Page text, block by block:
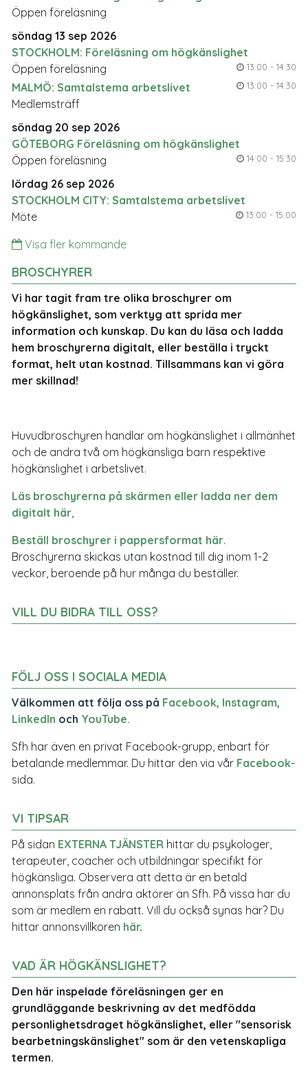
Öppen föreläsning
söndag 13 sep 2026
STOCKHOLM: Föreläsning om högkänslighet
13:00 - 14:30
Öppen föreläsning
MALMÖ: Samtalstema arbetslivet
13:00 - 14:30
Medlemsträff
söndag 20 sep 2026
GÖTEBORG Föreläsning om högkänslighet
14:00 - 15:30
Öppen föreläsning
lördag 26 sep 2026
STOCKHOLM CITY: Samtalstema arbetslivet
13:00 - 15:00
Möte
Visa fler kommande
BROSCHYRER
Vi har tagit fram tre olika broschyrer om
högkänslighet, som verktyg att sprida mer
information och kunskap. Du kan du läsa och ladda
hem broschyrerna digitalt, eller beställa i tryckt
format, helt utan kostnad. Tillsammans kan vi göra
mer skillnad!
Huvudbroschyren handlar om högkänslighet i allmänhet
och de andra två om högkänsliga barn respektive
högkänslighet i arbetslivet.
Läs broschyrerna på skärmen eller ladda ner dem
digitalt här
Beställ broschyrer i pappersformat här.
Broschyrerna skickas utan kostnad till dig inom 1-2
veckor, beroende på hur många du beställer.
VILL DU BIDRA TILL OSS?
FÖLJ OSS I SOCIALA MEDIA
Välkommen att följa oss på Facebook, Instagram,
LinkedIn och YouTube.
Sfh har även en privat Facebook-grupp, enbart för
betalande medlemmar. Du hittar den via vår Facebook-
sida.
VI TIPSAR
På sidan EXTERNA TJÄNSTER hittar du psykologer,
terapeuter, coacher och utbildningar specifikt för
högkänsliga. Observera att detta är en betald
annonsplats från andra aktörer än Sfh. På vissa har du
som är medlem en rabatt. Vill du också synas här? Du
hittar annonsvillkoren här.
VAD ÄR HÖGKÄNSLIGHET?
Den här inspelade föreläsningen ger en
grundläggande beskrivning av det medfödda
personlighetsdraget högkänslighet, eller "sensorisk
bearbetningskänslighet" som är den vetenskapliga
termen.